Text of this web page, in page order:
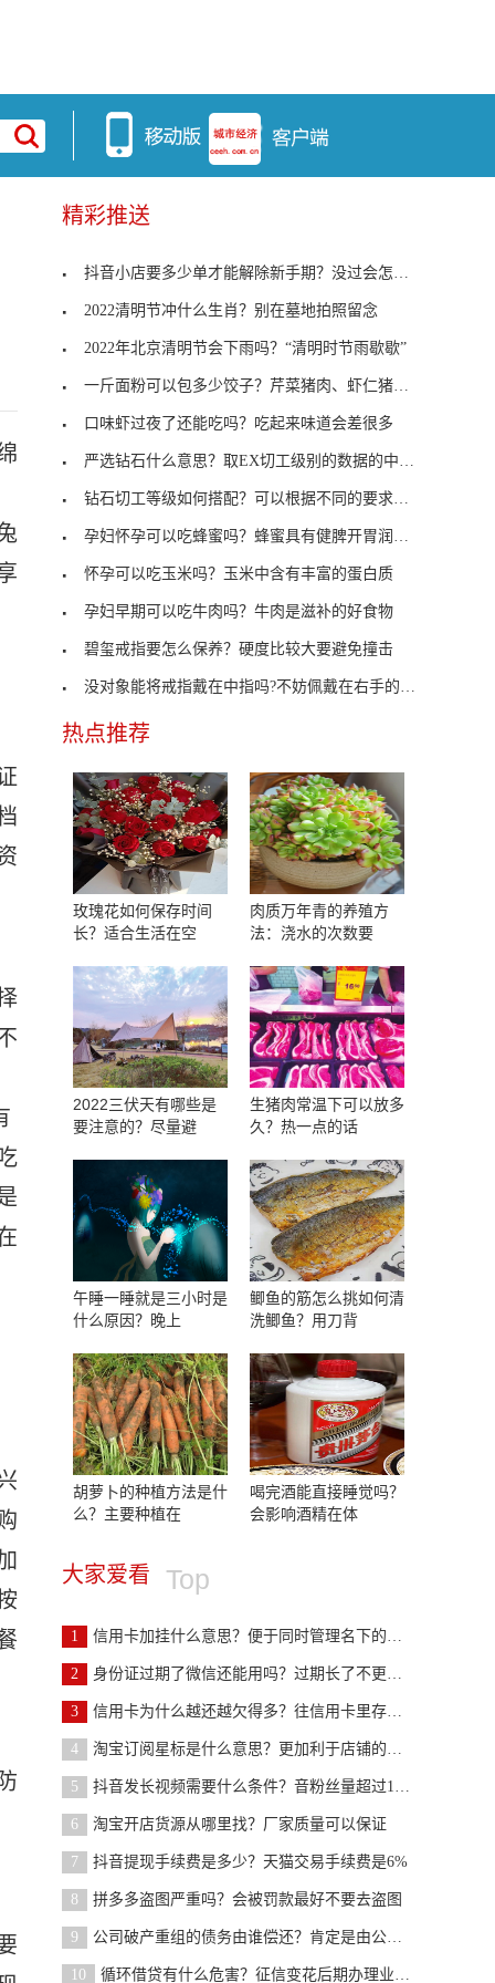
精彩推送
抖音小店要多少单才能解除新手期？没过会怎样？
2022清明节冲什么生肖？别在墓地拍照留念
2022年北京清明节会下雨吗？“清明时节雨歇歇”
一斤面粉可以包多少饺子？芹菜猪肉、虾仁猪肉馅最好
口味虾过夜了还能吃吗？吃起来味道会差很多
严选钻石什么意思？取EX切工级别的数据的中间值
钻石切工等级如何搭配？可以根据不同的要求来选
孕妇怀孕可以吃蜂蜜吗？蜂蜜具有健脾开胃润肠通便功
怀孕可以吃玉米吗？玉米中含有丰富的蛋白质
孕妇早期可以吃牛肉吗？牛肉是滋补的好食物
碧玺戒指要怎么保养？硬度比较大要避免撞击
没对象能将戒指戴在中指吗?不妨佩戴在右手的食指
热点推荐
玫瑰花如何保存时间
长？适合生活在空
肉质万年青的养殖方
法：浇水的次数要
2022三伏天有哪些是
要注意的？尽量避
生猪肉常温下可以放多
久？热一点的话
午睡一睡就是三小时是
什么原因？晚上
鲫鱼的筋怎么挑如何清
洗鲫鱼？用刀背
胡萝卜的种植方法是什
么？主要种植在
喝完酒能直接睡觉吗？
会影响酒精在体
大家爱看 Top
1 信用卡加挂什么意思？便于同时管理名下的银行卡
2 身份证过期了微信还能用吗？过期长了不更改就会影响
3 信用卡为什么越还越欠得多？往信用卡里存钱了吧
4 淘宝订阅星标是什么意思？更加利于店铺的运行
5 抖音发长视频需要什么条件？音粉丝量超过1000
6 淘宝开店货源从哪里找？厂家质量可以保证
7 抖音提现手续费是多少？天猫交易手续费是6%
8 拼多多盗图严重吗？会被罚款最好不要去盗图
9 公司破产重组的债务由谁偿还？肯定是由公司来承担的
10 循环借贷有什么危害？征信变花后期办理业务受影响